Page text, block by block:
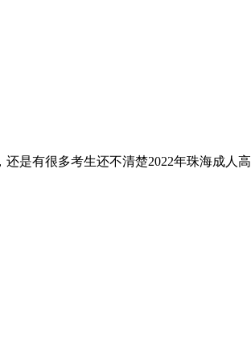
是有很多考生还不清楚2022年珠海成人